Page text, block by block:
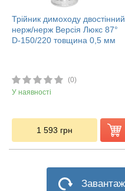
Трійник димоходу двостінний
нерж/нерж Версія Люкс 87°
D-150/220 товщина 0,5 мм
(0)
У наявності
1 593 грн